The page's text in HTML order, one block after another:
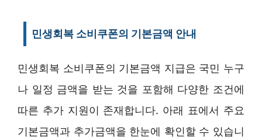
민생회복 소비쿠폰의 기본금액 안내
민생회복 소비쿠폰의 기본금액 지급은 국민 누구
나 일정 금액을 받는 것을 포함해 다양한 조건에
따른 추가 지원이 존재합니다. 아래 표에서 주요
기본금액과 추가금액을 한눈에 확인할 수 있습니